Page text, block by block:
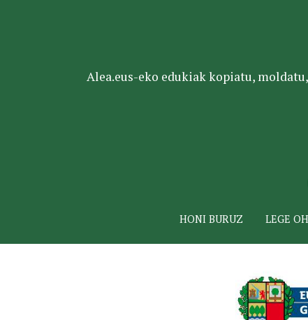
Alea.eus-eko edukiak kopiatu,
HONI BURUZ LEGE